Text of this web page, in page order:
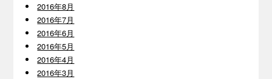
2016年8月
2016年7月
2016年6月
2016年5月
2016年4月
2016年3月